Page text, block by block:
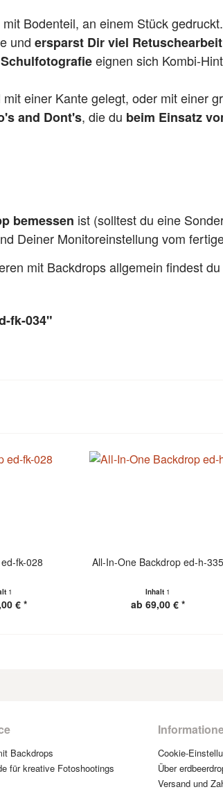
Bodenteil, an einem Stück
und ersparst Dir viel Retuschearbeit
eignen sich Kombi-
einer Kante gelegt, oder mit einer
and Dont's, die du beim Einsatz
bemessen ist (solltest du eine
Deiner Monitoreinstellung vom
mit Backdrops allgemein findest du
fk-034"
fk-028
1
€ *
All-In-One Backdrop ed-h-335
Inhalt 1
ab 69,00 € *
Backdrops
für kreative Fotoshootings
Cookie-
Über
Versand und